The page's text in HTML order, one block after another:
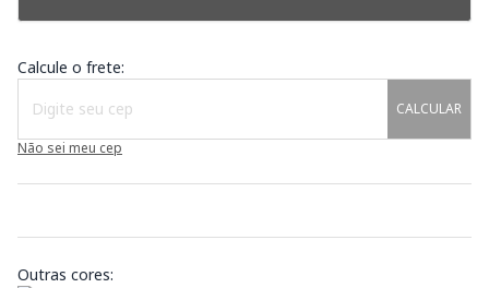
Calcule o frete:
CALCULAR
Não sei meu cep
Outras cores: